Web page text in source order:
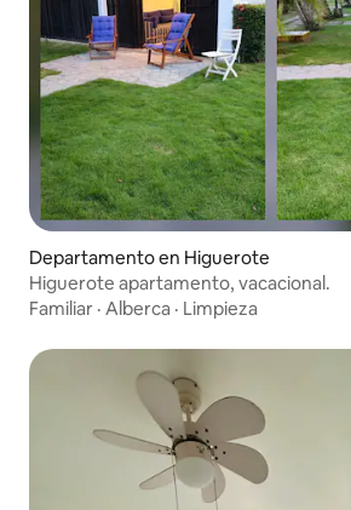
Departamento en Higuerote
Higuerote apartamento, vacacional.
Familiar · Alberca · Limpieza